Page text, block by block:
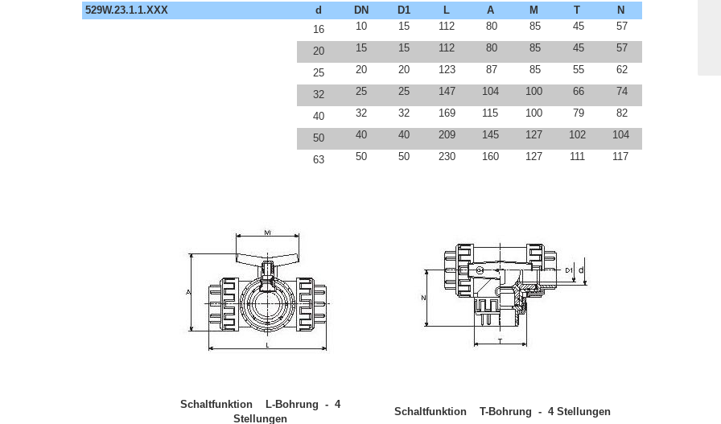
529W.23.1.1.XXX d DN D1 L A M T
N
16
10 15 112 80 85 45 57
20 15 15 112 80 85 45 57
25 20 20 123 87 85 55 62
32 25 25 147 104 100 66 74
40 32 32 169 115 100 79 82
50 40 40 209 145 127 102 104
63 50 50 230 160 127 111 117
Schaltfunktion L-Bohrung - 4
Stellungen
Schaltfunktion T-Bohrung - 4 Stellungen